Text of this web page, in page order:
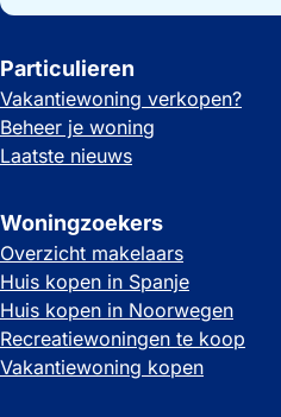
Particulieren
Vakantiewoning verkopen?
Beheer je woning
Laatste nieuws
Woningzoekers
Overzicht makelaars
Huis kopen in Spanje
Huis kopen in Noorwegen
Recreatiewoningen te koop
Vakantiewoning kopen